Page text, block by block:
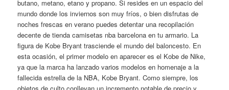
butano, metano, etano y propano. Si resides en un espacio del
mundo donde los inviernos son muy fríos, o bien disfrutas de
noches frescas en verano puedes detentar una recopilación
decente de tienda camisetas nba barcelona en tu armario. La
figura de Kobe Bryant trasciende el mundo del baloncesto. En
esta ocasión, el primer modelo en aparecer es el Kobe de Nike,
ya que la marca ha lanzado varios modelos en homenaje a la
fallecida estrella de la NBA, Kobe Bryant. Como siempre, los